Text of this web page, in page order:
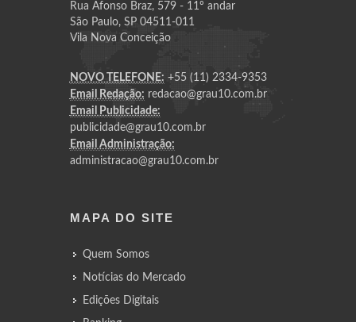
Rua Afonso Braz, 579 - 11º andar
São Paulo, SP 04511-011
Vila Nova Conceição
NOVO TELEFONE: +55 (11) 2334-9353
Email Redação: redacao@grau10.com.br
Email Publicidade:
publicidade@grau10.com.br
Email Administração:
administracao@grau10.com.br
MAPA DO SITE
Quem Somos
Notícias do Mercado
Edições Digitais